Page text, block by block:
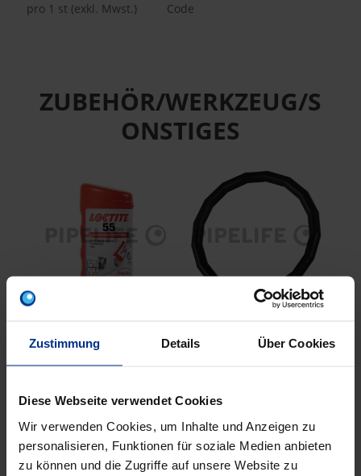
Zustimmung Details Über Cookies
Diese Webseite verwendet Cookies
Wir verwenden Cookies, um Inhalte und Anzeigen zu
personalisieren, Funktionen für soziale Medien anbieten
zu können und die Zugriffe auf unsere Website zu
pro 1 st (exkl. Mwst.) Code
ZUBEHÖR/WERKZEUG/S
ONSTIGES
LOCTITEGewinde
Dichtfaden 160m
EPDM Dichtring da15
EIGENSCHAFTEN